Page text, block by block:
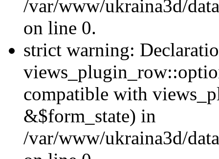
/var/www/ukraina3d/
on line 0.
strict warning:
compatible with
&$form_state) in
/var/www/ukraina3d/